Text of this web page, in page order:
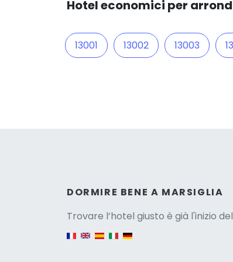
Hotel economici per
13001 13002 13003
DORMIRE BENE A MARSIGLIA
Trovare l’hotel giusto è già l'inizio